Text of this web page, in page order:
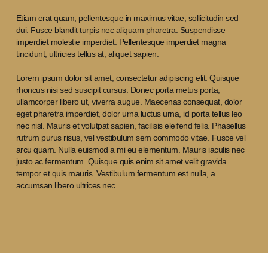
Etiam erat quam, pellentesque in maximus vitae, sollicitudin sed
dui. Fusce blandit turpis nec aliquam pharetra. Suspendisse
imperdiet molestie imperdiet. Pellentesque imperdiet magna
tincidunt, ultricies tellus at, aliquet sapien.
Lorem ipsum dolor sit amet, consectetur adipiscing elit. Quisque
rhoncus nisi sed suscipit cursus. Donec porta metus porta,
ullamcorper libero ut, viverra augue. Maecenas consequat, dolor
eget pharetra imperdiet, dolor urna luctus urna, id porta tellus leo
nec nisl. Mauris et volutpat sapien, facilisis eleifend felis. Phasellus
rutrum purus risus, vel vestibulum sem commodo vitae. Fusce vel
arcu quam. Nulla euismod a mi eu elementum. Mauris iaculis nec
justo ac fermentum. Quisque quis enim sit amet velit gravida
tempor et quis mauris. Vestibulum fermentum est nulla, a
accumsan libero ultrices nec.